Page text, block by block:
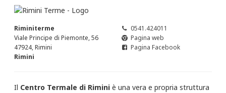
Riminiterme
Viale Principe di Piemonte, 56
47924, Rimini
Rimini
0541.424011
Pagina web
Pagina Facebook
Il Centro Termale di Rimini è una vera e propria struttura